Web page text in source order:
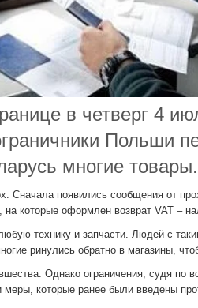
в четверг 4
Польши
многие товары.
Сначала появились сообщения от
которые оформлен возврат VAT –
технику и запчасти. Людей с
ринулись обратно в магазины,
Однако ограничения, судя по
которые ранее были введены